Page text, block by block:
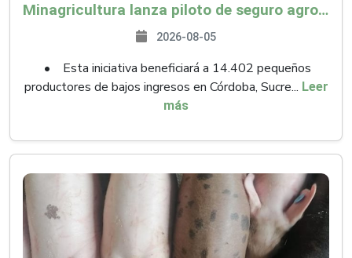
Minagricultura lanza piloto de seguro agropecuario por $9.625 millones para proteger a más de 14.000 pequeños productores contra riesgos del Fenómeno de El Niño
2026-08-05
• Esta iniciativa beneficiará a 14.402 pequeños
productores de bajos ingresos en Córdoba, Sucre... Leer
más